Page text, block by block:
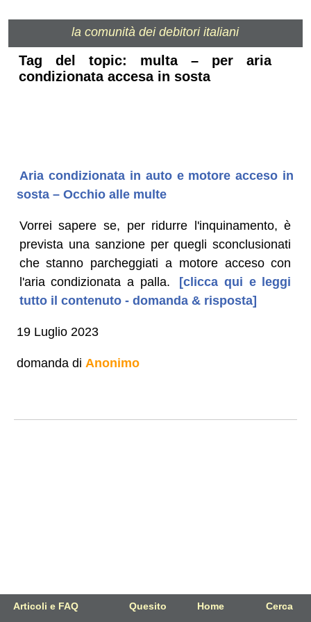
la comunità dei debitori italiani
Articoli e FAQ Quesito Home Cerca
Tag del topic: multa – per aria
condizionata accesa in sosta
Aria condizionata in auto e motore acceso in
sosta – Occhio alle multe
Vorrei sapere se, per ridurre l'inquinamento, è
prevista una sanzione per quegli sconclusionati
che stanno parcheggiati a motore acceso con
l'aria condizionata a palla.
[clicca qui e leggi
tutto il contenuto - domanda & risposta]
19 Luglio 2023
domanda di Anonimo